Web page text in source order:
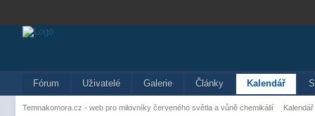
Fórum Uživatelé Galerie Články Kalendář
Temnakomora.cz - web pro milovníky červeného světla a vůně chemikálií Kalendář